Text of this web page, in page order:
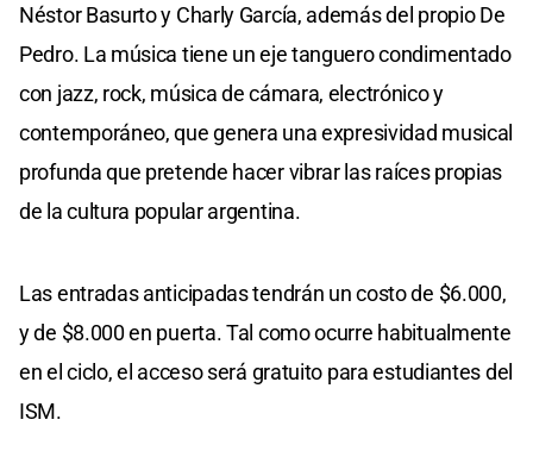
Néstor Basurto y Charly García, además del propio De
Pedro. La música tiene un eje tanguero condimentado
con jazz, rock, música de cámara, electrónico y
contemporáneo, que genera una expresividad musical
profunda que pretende hacer vibrar las raíces propias
de la cultura popular argentina.
Las entradas anticipadas tendrán un costo de $6.000,
y de $8.000 en puerta. Tal como ocurre habitualmente
en el ciclo, el acceso será gratuito para estudiantes del
ISM.